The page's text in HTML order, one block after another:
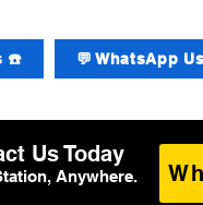
☎️ 💬 WhatsApp
Us Today
Anywhere.